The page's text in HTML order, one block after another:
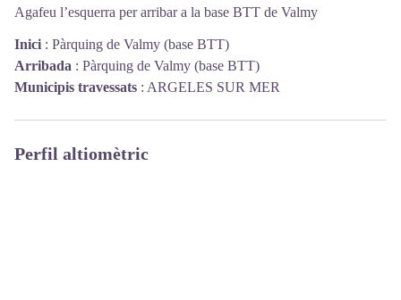
Agafeu l’esquerra per arribar a la base BTT de Valmy
Inici : Pàrquing de Valmy (base BTT)
Arribada : Pàrquing de Valmy (base BTT)
Municipis travessats : ARGELES SUR MER
Perfil altiomètric